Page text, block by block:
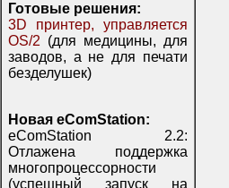
Готовые решения:
3D принтер, управляется
OS/2 (для медицины, для
заводов, а не для печати
безделушек)
Новая eComStation:
eComStation 2.2:
Отлажена поддержка
многопроцессорности
(успешный запуск на